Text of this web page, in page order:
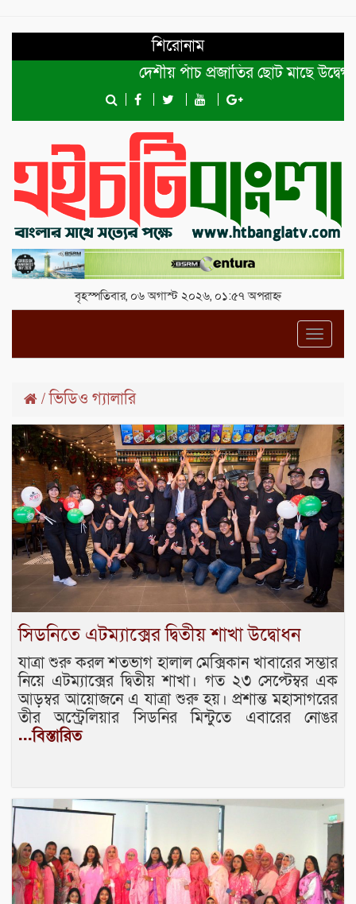
শিরোনাম
দেশীয় পাঁচ প্রজাতির ছোট মাছে
বৃহস্পতিবার, ০৬ অগাস্ট ২০২৬, ০১:৫৭ অপরাহ্ন
/ভিডিও গ্যালারি
সিডনিতে এটম্যাক্সের দ্বিতীয় শাখা উদ্বোধন
যাত্রা শুরু করল শতভাগ হালাল মেক্সিকান খাবারের সম্ভার
নিয়ে এটম্যাক্সের দ্বিতীয় শাখা। গত ২৩ সেপ্টেম্বর এক
আড়ম্বর আয়োজনে এ যাত্রা শুরু হয়। প্রশান্ত মহাসাগরের
তীর অস্ট্রেলিয়ার সিডনির মিন্টুতে এবারের নোঙর
...বিস্তারিত